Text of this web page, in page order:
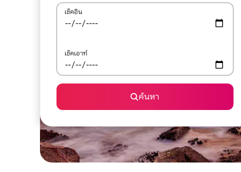
เช็คอิน
เช็คเอาท์
ค้นหา